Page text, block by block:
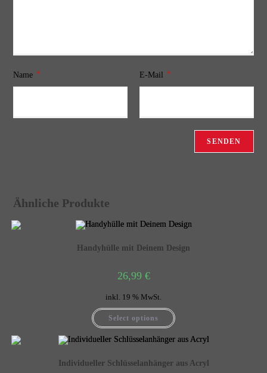
Name * E-Mail *
Ähnliche Produkte
Handyhülle mit Deinem Design
26,99 €
inkl. 19 % MwSt.
Select options
Individueller Schlüsselanhänger aus Acryl